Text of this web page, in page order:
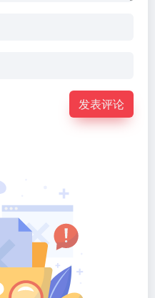
发表评论